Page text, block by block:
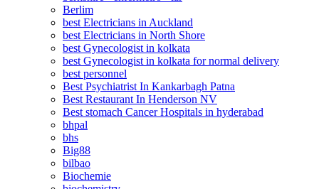
Berlim
best Electricians in Auckland
best Electricians in North Shore
best Gynecologist in kolkata
best Gynecologist in kolkata for normal delivery
best personnel
Best Psychiatrist In Kankarbagh Patna
Best Restaurant In Henderson NV
Best stomach Cancer Hospitals in hyderabad
bhpal
bhs
Big88
bilbao
Biochemie